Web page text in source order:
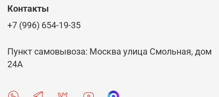
Контакты
+7 (996) 654-19-35
Пункт самовывоза: Москва улица Смольная, дом
24А